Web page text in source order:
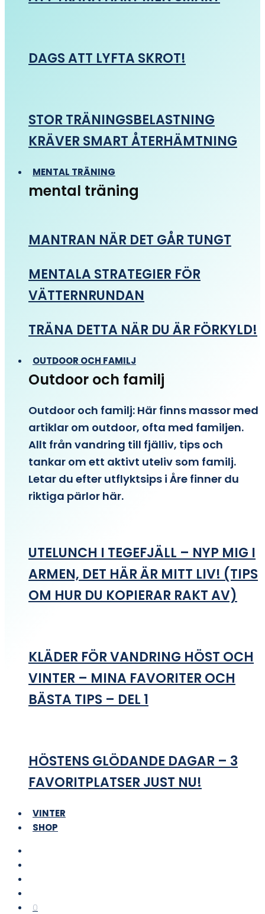
DAGS ATT LYFTA SKROT!
STOR TRÄNINGSBELASTNING
KRÄVER SMART ÅTERHÄMTNING
MENTAL TRÄNING
mental träning
MANTRAN NÄR DET GÅR TUNGT
MENTALA STRATEGIER FÖR
VÄTTERNRUNDAN
TRÄNA DETTA NÄR DU ÄR FÖRKYLD!
OUTDOOR OCH FAMILJ
Outdoor och familj
Outdoor och familj: Här finns massor med
artiklar om outdoor, ofta med familjen.
Allt från vandring till fjälliv, tips och
tankar om ett aktivt uteliv som familj.
Letar du efter utflyktsips i Åre finner du
riktiga pärlor här.
UTELUNCH I TEGEFJÄLL – NYP MIG I
ARMEN, DET HÄR ÄR MITT LIV! (TIPS
OM HUR DU KOPIERAR RAKT AV)
KLÄDER FÖR VANDRING HÖST OCH
VINTER – MINA FAVORITER OCH
BÄSTA TIPS – DEL 1
HÖSTENS GLÖDANDE DAGAR – 3
FAVORITPLATSER JUST NU!
VINTER
SHOP
0